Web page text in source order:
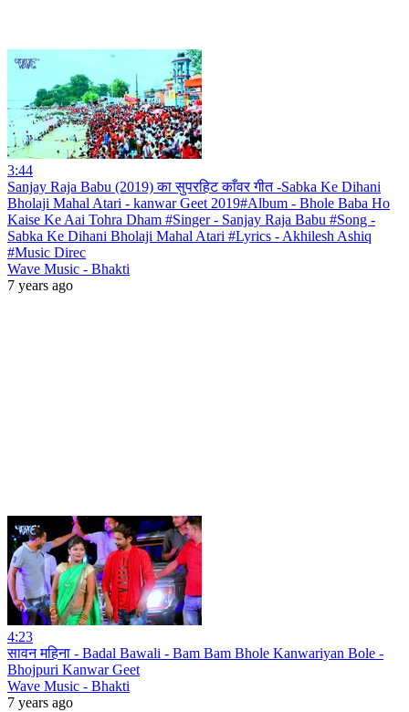
3:44
Sanjay Raja Babu (2019) का सुपरहिट काँवर गीत -Sabka Ke Dihani
Bholaji Mahal Atari - kanwar Geet 2019#Album - Bhole Baba Ho
Kaise Ke Aai Tohra Dham #Singer - Sanjay Raja Babu #Song -
Sabka Ke Dihani Bholaji Mahal Atari #Lyrics - Akhilesh Ashiq
#Music Direc
Wave Music - Bhakti
7 years ago
4:23
सावन महिना - Badal Bawali - Bam Bam Bhole Kanwariyan Bole -
Bhojpuri Kanwar Geet
Wave Music - Bhakti
7 years ago